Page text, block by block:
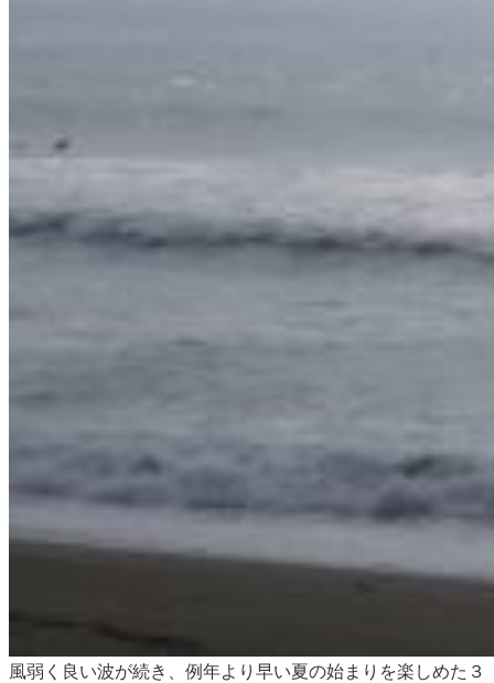
風弱く良い波が続き、例年より早い夏の始まりを楽しめた３